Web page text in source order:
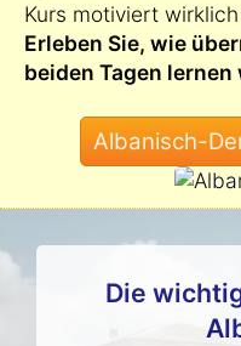
Kurs motiviert
Erleben Sie, wie
beiden Tagen lernen
Die